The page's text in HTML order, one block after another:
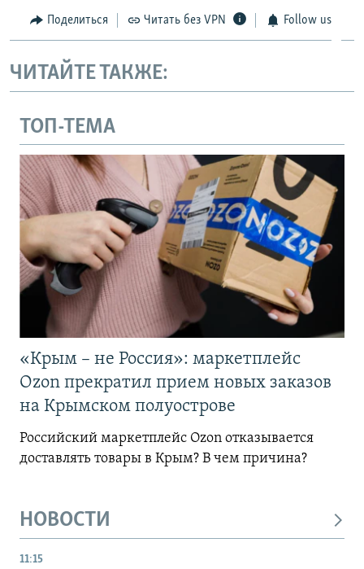
Поделиться Читать без VPN Follow us
ЧИТАЙТЕ ТАКЖЕ:
ТОП-ТЕМА
«Крым – не Россия»: маркетплейс
Ozon прекратил прием новых заказов
на Крымском полуострове
Российский маркетплейс Ozon отказывается
доставлять товары в Крым? В чем причина?
НОВОСТИ
11:15